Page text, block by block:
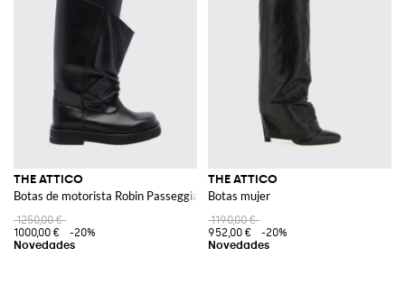
THE ATTICO
Botas de motorista Robin Passeggiata de piel de becerro hasta la rodilla
1250,00 €
1000,00 €
-20%
THE ATTICO
Botas mujer
1190,00 €
952,00 €
-20%